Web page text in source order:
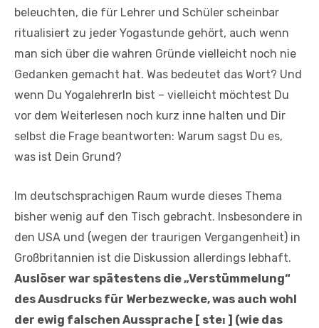
beleuchten, die für Lehrer und Schüler scheinbar
ritualisiert zu jeder Yogastunde gehört, auch wenn
man sich über die wahren Gründe vielleicht noch nie
Gedanken gemacht hat. Was bedeutet das Wort? Und
wenn Du YogalehrerIn bist – vielleicht möchtest Du
vor dem Weiterlesen noch kurz inne halten und Dir
selbst die Frage beantworten: Warum sagst Du es,
was ist Dein Grund?
Im deutschsprachigen Raum wurde dieses Thema
bisher wenig auf den Tisch gebracht. Insbesondere in
den USA und (wegen der traurigen Vergangenheit) in
Großbritannien ist die Diskussion allerdings lebhaft.
Auslöser war spätestens die „Verstümmelung“
des Ausdrucks für Werbezwecke, was auch wohl
der ewig falschen Aussprache [ steɪ ] (wie das